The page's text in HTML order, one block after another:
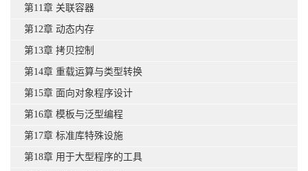
第11章 关联容器
第12章 动态内存
第13章 拷贝控制
第14章 重载运算与类型转换
第15章 面向对象程序设计
第16章 模板与泛型编程
第17章 标准库特殊设施
第18章 用于大型程序的工具